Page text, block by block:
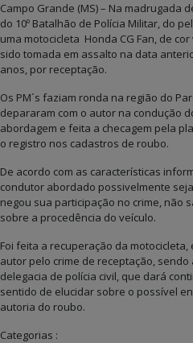
Campo Grande (MS) – Na madrugada
do 10º Batalhão de Polícia Militar, do
uma motocicleta Honda CG Fan, de
sido tomada em assalto na data
anos, por receptação.
Os PM´s faziam ronda na região do
depararam com o autor na condução
abordagem e feita a checagem pela
o registro nos cadastros de roubo.
De acordo com as características
condutor abordado possivelmente
negou sua participação no crime, não
sobre a procedência do veículo.
Foi feita a recuperação da
autor pelo crime de receptação,
delegacia de polícia civil, que dará
sentido de elucidar sobre o possível
autoria do roubo.
Categorias :